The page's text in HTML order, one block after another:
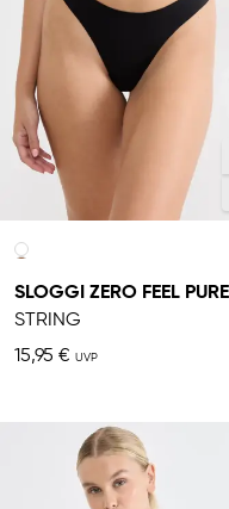
SLOGGI ZERO FEEL PURE
STRING
15,95 €